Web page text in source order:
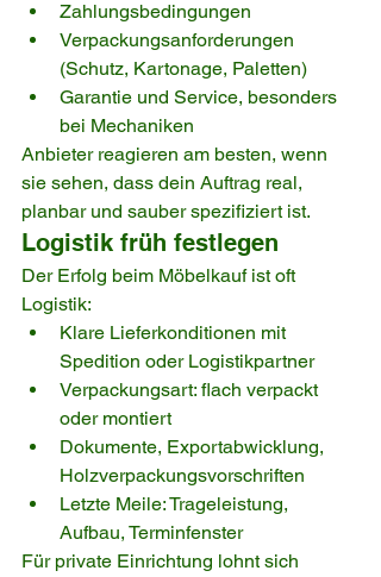
Zahlungsbedingungen
Verpackungsanforderungen
(Schutz, Kartonage, Paletten)
Garantie und Service, besonders
bei Mechaniken
Anbieter reagieren am besten, wenn
sie sehen, dass dein Auftrag real,
planbar und sauber spezifiziert ist.
Logistik früh festlegen
Der Erfolg beim Möbelkauf ist oft
Logistik:
Klare Lieferkonditionen mit
Spedition oder Logistikpartner
Verpackungsart: flach verpackt
oder montiert
Dokumente, Exportabwicklung,
Holzverpackungsvorschriften
Letzte Meile: Trageleistung,
Aufbau, Terminfenster
Für private Einrichtung lohnt sich